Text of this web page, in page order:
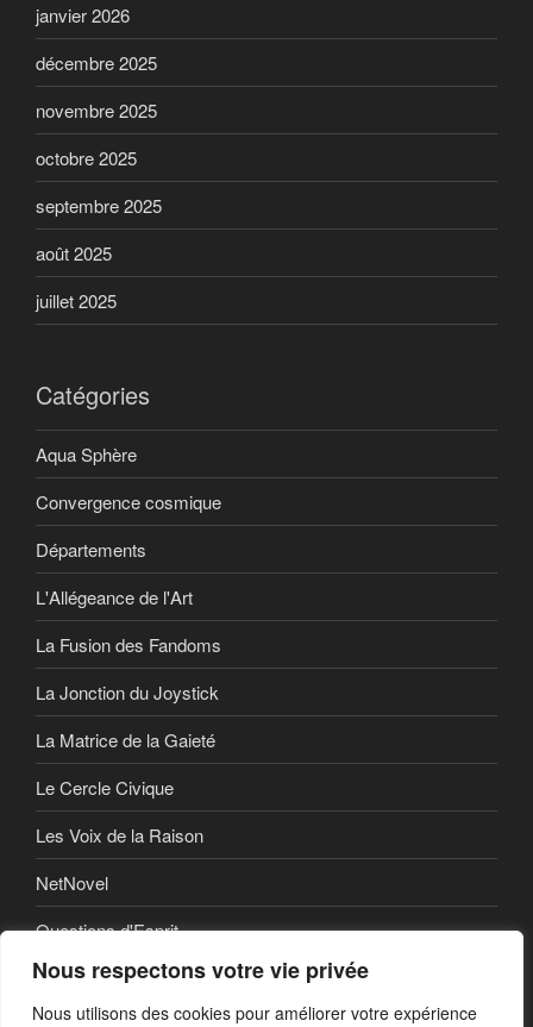
Nous respectons votre vie privée
Nous utilisons des cookies pour améliorer votre expérience
janvier 2026
décembre 2025
novembre 2025
octobre 2025
septembre 2025
août 2025
juillet 2025
Catégories
Aqua Sphère
Convergence cosmique
Départements
L'Allégeance de l'Art
La Fusion des Fandoms
La Jonction du Joystick
La Matrice de la Gaieté
Le Cercle Civique
Les Voix de la Raison
NetNovel
Questions d'Esprit
Série